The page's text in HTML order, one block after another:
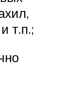
т.п.;